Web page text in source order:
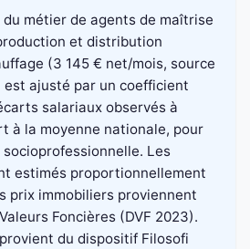
métier de agents de maîtrise
et distribution
(3 145 € net/mois, source
est ajusté par un coefficient
salariaux observés à
à la moyenne nationale, pour
Les
estimés proportionnellement
prix immobiliers proviennent
Foncières (DVF 2023).
du dispositif Filosofi